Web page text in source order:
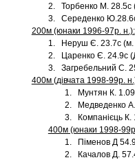
2. Торбенко М. 28.5с
3. Середенко
200м (юнаки 1996-97р. н.):
1. Неруш Є. 23.7с (м.
2. Царенко Є. 24.9с
3. Загребельний С.
400м (дівчата 1998-99р.
1. Мунтян К.
2. Медведенко А.
3. Компанієць К.
400м (юнаки 1998-
1. Піменов Д
2. Качалов Д.